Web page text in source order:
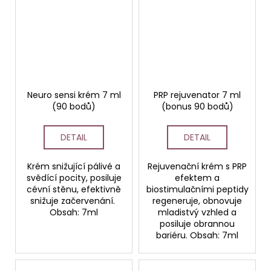
Neuro sensi krém 7 ml
(90 bodů)
DETAIL
Krém snižující pálivé a
svědící pocity, posiluje
cévní stěnu, efektivně
snižuje začervenání.
Obsah: 7ml
PRP rejuvenator 7 ml
(bonus 90 bodů)
DETAIL
Rejuvenační krém s PRP
efektem a
biostimulačními peptidy
regeneruje, obnovuje
mladistvý vzhled a
posiluje obrannou
bariéru. Obsah: 7ml